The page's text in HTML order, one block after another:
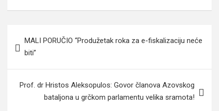
članaka
MALI PORUČIO “Produžetak roka za e-fiskalizaciju neće
biti”
Prof. dr Hristos Aleksopulos: Govor članova Azovskog
bataljona u grčkom parlamentu velika sramota!